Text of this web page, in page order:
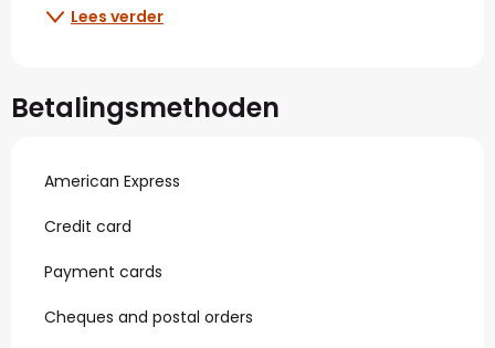
Lees verder
Betalingsmethoden
American Express
Credit card
Payment cards
Cheques and postal orders